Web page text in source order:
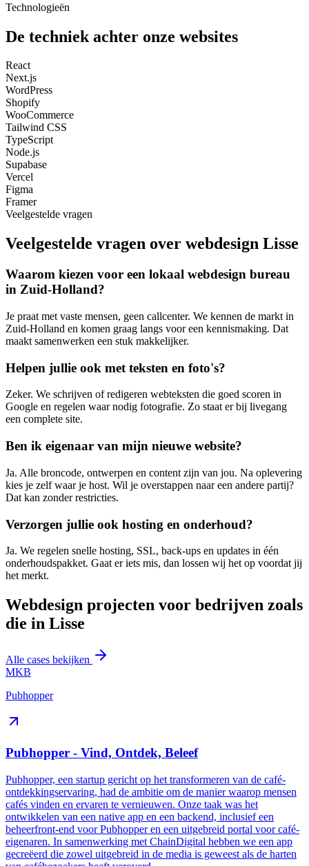
Technologieën
De techniek achter onze websites
React
Next.js
WordPress
Shopify
WooCommerce
Tailwind CSS
TypeScript
Node.js
Supabase
Vercel
Figma
Framer
Veelgestelde vragen
Veelgestelde vragen over webdesign Lisse
Waarom kiezen voor een lokaal webdesign bureau
in Zuid-Holland?
Je praat met vaste mensen, geen callcenter. We kennen de markt in
Zuid-Holland en komen graag langs voor een kennismaking. Dat
maakt samenwerken een stuk makkelijker.
Helpen jullie ook met teksten en foto's?
Zeker. We schrijven of redigeren webteksten die goed scoren in
Google en regelen waar nodig fotografie. Zo staat er bij livegang
een complete site.
Ben ik eigenaar van mijn nieuwe website?
Ja. Alle broncode, ontwerpen en content zijn van jou. Na oplevering
kies je zelf waar je host. Wil je overstappen naar een andere partij?
Dat kan zonder restricties.
Verzorgen jullie ook hosting en onderhoud?
Ja. We regelen snelle hosting, SSL, back-ups en updates in één
onderhoudspakket. Gaat er iets mis, dan lossen wij het op voordat jij
het merkt.
Webdesign projecten voor bedrijven zoals
die in Lisse
Alle cases bekijken
MKB
Pubhopper
Pubhopper - Vind, Ontdek, Beleef
Pubhopper, een startup gericht op het transformeren van de café-
ontdekkingservaring, had de ambitie om de manier waarop mensen
cafés vinden en ervaren te vernieuwen. Onze taak was het
ontwikkelen van een native app en een backend, inclusief een
beheerfront-end voor Pubhopper en een uitgebreid portal voor café-
eigenaren. In samenwerking met ChainDigital hebben we een app
gecreëerd die zowel uitgebreid in de media is geweest als de harten